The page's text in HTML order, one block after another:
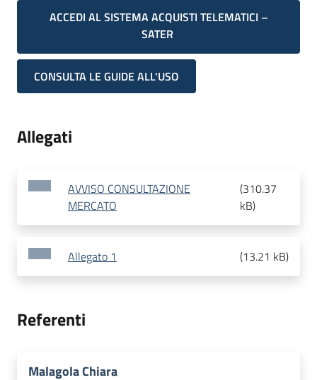
ACCEDI AL SISTEMA ACQUISTI TELEMATICI –
SATER
CONSULTA LE GUIDE ALL'USO
Allegati
AVVISO CONSULTAZIONE
MERCATO
(310.37
kB)
Allegato 1 (13.21 kB)
Referenti
Malagola Chiara